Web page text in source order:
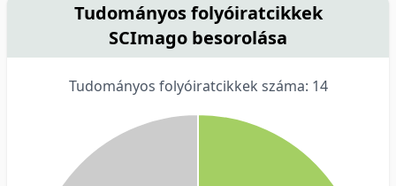
Tudományos folyóiratcikkek
SCImago besorolása
Tudományos folyóiratcikkek száma: 14